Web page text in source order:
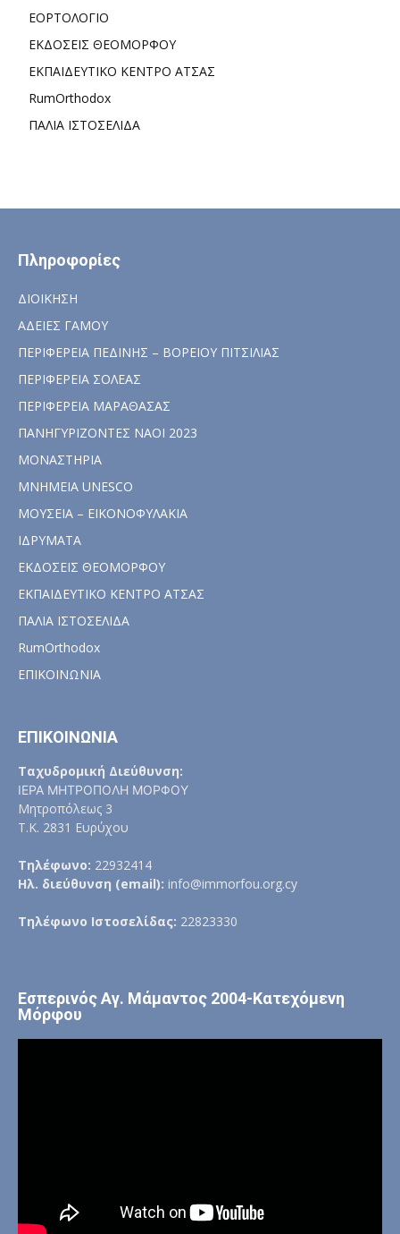
ΕΟΡΤΟΛΟΓΙΟ
ΕΚΔΟΣΕΙΣ ΘΕΟΜΟΡΦΟΥ
ΕΚΠΑΙΔΕΥΤΙΚΟ ΚΕΝΤΡΟ ΑΤΣΑΣ
RumOrthodox
ΠΑΛΙΑ ΙΣΤΟΣΕΛΙΔΑ
Πληροφορίες
ΔΙΟΙΚΗΣΗ
ΑΔΕΙΕΣ ΓΑΜΟΥ
ΠΕΡΙΦΕΡΕΙΑ ΠΕΔΙΝΗΣ – ΒΟΡΕΙΟΥ ΠΙΤΣΙΛΙΑΣ
ΠΕΡΙΦΕΡΕΙΑ ΣΟΛΕΑΣ
ΠΕΡΙΦΕΡΕΙΑ ΜΑΡΑΘΑΣΑΣ
ΠΑΝΗΓΥΡΙΖΟΝΤΕΣ ΝΑΟΙ 2023
ΜΟΝΑΣΤΗΡΙΑ
ΜΝΗΜΕΙΑ UNESCO
ΜΟΥΣΕΙΑ – ΕΙΚΟΝΟΦΥΛΑΚΙΑ
ΙΔΡΥΜΑΤΑ
ΕΚΔΟΣΕΙΣ ΘΕΟΜΟΡΦΟΥ
ΕΚΠΑΙΔΕΥΤΙΚΟ ΚΕΝΤΡΟ ΑΤΣΑΣ
ΠΑΛΙΑ ΙΣΤΟΣΕΛΙΔΑ
RumOrthodox
ΕΠΙΚΟΙΝΩΝΙΑ
ΕΠΙΚΟΙΝΩΝΙΑ
Ταχυδρομική Διεύθυνση:
ΙΕΡΑ ΜΗΤΡΟΠΟΛΗ ΜΟΡΦΟΥ
Μητροπόλεως 3
Τ.Κ. 2831 Ευρύχου
Τηλέφωνο: 22932414
Ηλ. διεύθυνση (email): info@immorfou.org.cy
Τηλέφωνο Ιστοσελίδας: 22823330
Εσπερινός Αγ. Μάμαντος 2004-Κατεχόμενη
Μόρφου